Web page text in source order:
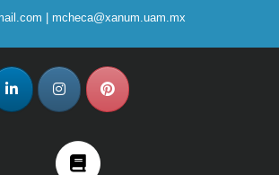
| mcheca@xanum.uam.mx